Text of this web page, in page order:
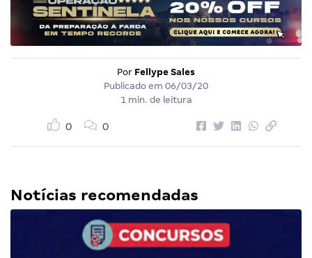
Por Fellype Sales
Publicado em 06/03/20
1 min. de leitura
0 0
Notícias recomendadas